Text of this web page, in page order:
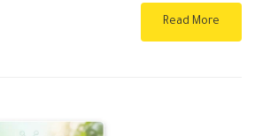
Read More